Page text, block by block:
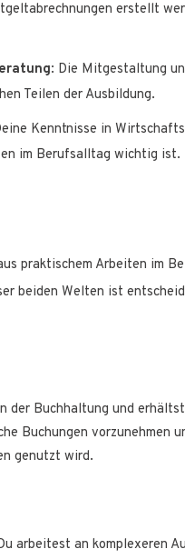
erstellt
: Die Mitgestaltung
Teilen der Ausbildung.
Kenntnisse in
im Berufsalltag wichtig ist.
praktischem Arbeiten im
beiden Welten ist
der Buchhaltung und
Buchungen vorzunehmen
genutzt wird.
arbeitest an komplexeren